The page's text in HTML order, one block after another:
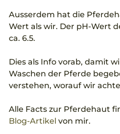
Ausserdem hat die
Wert als wir. Der pH-Wert
ca. 6.5.
Dies als Info vorab, damit
Waschen der Pferde
verstehen, worauf wir
Alle Facts zur Pferdehaut
Blog-Artikel von mir.